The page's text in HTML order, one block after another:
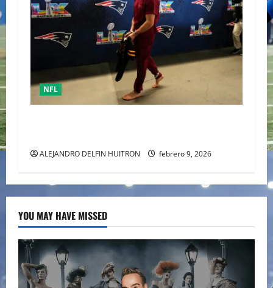
NFL
ALEJANDRO DELFIN HUITRON febrero 9, 2026
YOU MAY HAVE MISSED